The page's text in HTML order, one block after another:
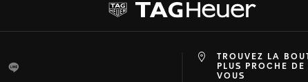
TROUVEZ LA
PLUS PROCHE DE
VOUS